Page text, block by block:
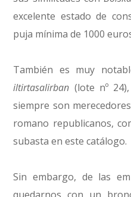
excelente estado de
puja mínima de 1000
También es muy
iltirtasalirban (lote nº
siempre son
romano republicanos,
subasta en este catálogo.
Sin embargo, de las